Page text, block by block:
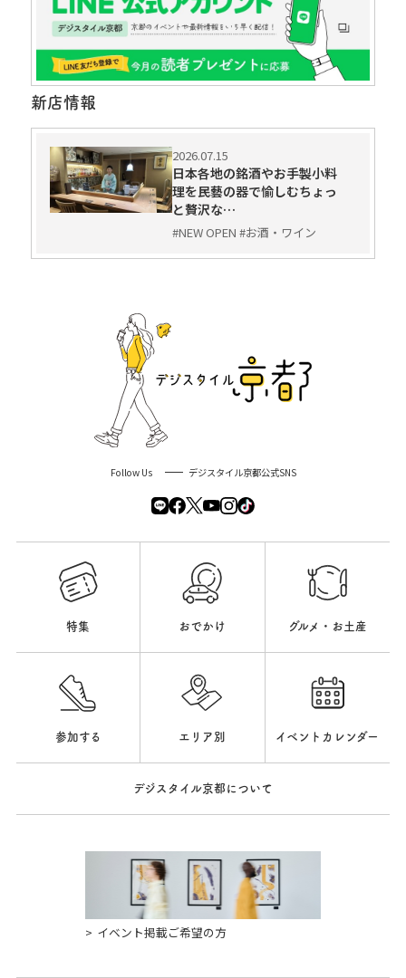
新店情報
2026.07.15
日本各地の銘酒やお手製小料
理を民藝の器で愉しむちょっ
と贅沢な…
#NEW OPEN #お酒・ワイン
Follow Us デジスタイル京都公式SNS
特集 おでかけ グルメ・お土産
参加する エリア別 イベントカレンダー
デジスタイル京都について
イベント掲載ご希望の方